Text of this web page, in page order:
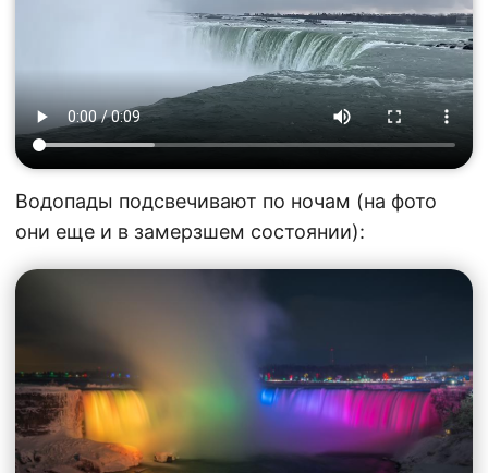
Водопады подсвечивают по ночам (на фото
они еще и в замерзшем состоянии):